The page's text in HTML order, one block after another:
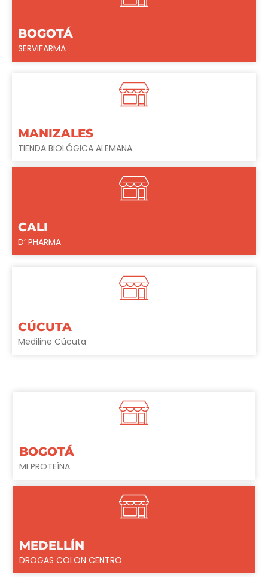
BOGOTÁ
SERVIFARMA
MANIZALES
TIENDA BIOLÓGICA ALEMANA
CALI
D’ PHARMA
CÚCUTA
Mediline Cúcuta
BOGOTÁ
MI PROTEÍNA
MEDELLÍN
DROGAS COLON CENTRO